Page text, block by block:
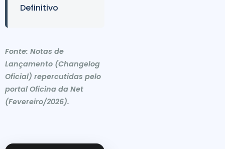
Definitivo
Fonte: Notas de
Lançamento (Changelog
Oficial) repercutidas pelo
portal Oficina da Net
(Fevereiro/2026).